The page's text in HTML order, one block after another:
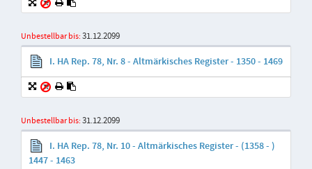
Unbestellbar bis:31.12.2099
I. HA Rep. 78, Nr. 8 - Altmärkisches Register - 1350 - 1469
Unbestellbar bis:31.12.2099
I. HA Rep. 78, Nr. 10 - Altmärkisches Register - (1358 - )
1447 - 1463